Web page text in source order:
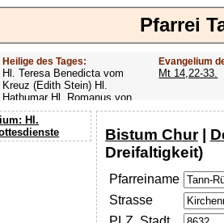
Pfarrei
Heilige des Tages:
Hl. Teresa Benedicta vom
Kreuz (Edith Stein) Hl.
Hathumar Hl. Romanus von
Rom Hl. Altmann
Evangelium
Mt 14,22-33.
Hl.
Bistum Chur|
Dreifaltigkeit)
Pfarreiname
Strasse